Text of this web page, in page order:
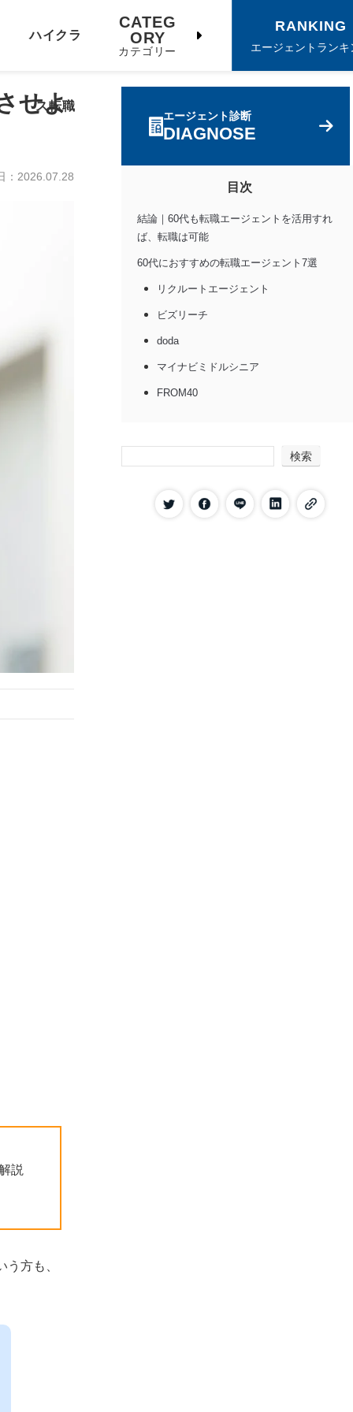
ハイクラ
ス転職
CATEG
ORY
カテゴリー
RANKING
エージェントランキ
せよ
： 2026.07.28
説
方も、
エージェント診断
DIAGNOSE
目次
結論｜60代も転職エージェントを活用すれ
ば、転職は可能
60代におすすめの転職エージェント7選
リクルートエージェント
ビズリーチ
doda
マイナビミドルシニア
FROM40
リクルートダイレクトスカウト
60代向けの求人が豊富か
検索